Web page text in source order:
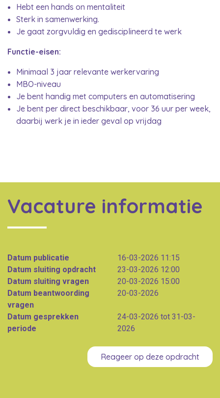
Hebt een hands on mentaliteit
Sterk in samenwerking.
Je gaat zorgvuldig en gedisciplineerd te werk
Functie-eisen:
Minimaal 3 jaar relevante werkervaring
MBO-niveau
Je bent handig met computers en automatisering
Je bent per direct beschikbaar, voor 36 uur per week,
daarbij werk je in ieder geval op vrijdag
Vacature informatie
Datum publicatie
16-03-2026 11:15
Datum sluiting opdracht
23-03-2026 12:00
Datum sluiting vragen
20-03-2026 15:00
Datum beantwoording
vragen
20-03-2026
Datum gesprekken
periode
24-03-2026 tot 31-03-
2026
Reageer op deze opdracht